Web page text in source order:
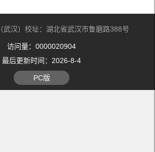
武汉）校址：湖北省武汉市鲁磨路388号
访问量： 0000020904
最后更新时间： 2026-8-4
PC版